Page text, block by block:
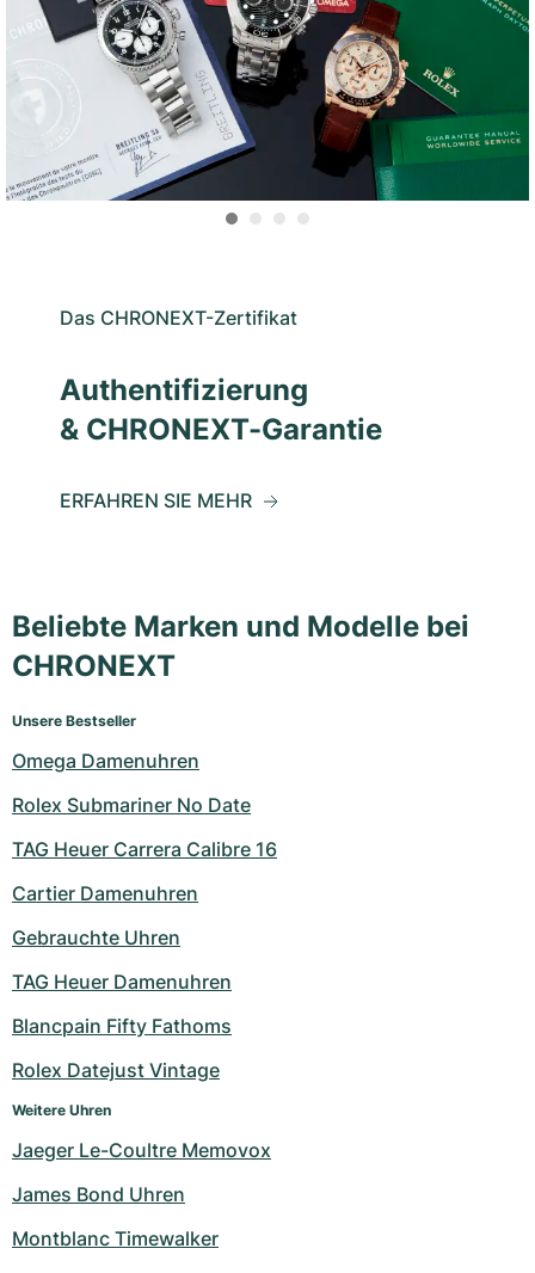
Das CHRONEXT-Zertifikat
Authentifizierung
& CHRONEXT-Garantie
ERFAHREN SIE MEHR
Beliebte Marken und Modelle bei
CHRONEXT
Unsere Bestseller
Omega Damenuhren
Rolex Submariner No Date
TAG Heuer Carrera Calibre 16
Cartier Damenuhren
Gebrauchte Uhren
TAG Heuer Damenuhren
Blancpain Fifty Fathoms
Rolex Datejust Vintage
Weitere Uhren
Jaeger Le-Coultre Memovox
James Bond Uhren
Montblanc Timewalker